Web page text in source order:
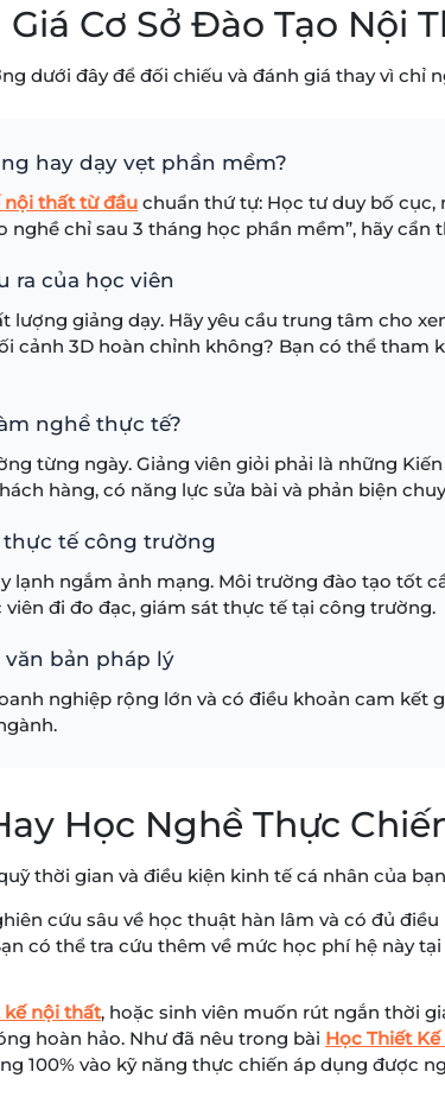
Cơ Sở Đào Tạo Nội
dưới đây để đối chiếu và đánh giá thay vì chỉ
hay dạy vẹt phần mềm?
thất từ đầu chuẩn thứ tự: Học tư duy bố
chỉ sau 3 tháng học phần mềm”, hãy cẩn
ra của học viên
giảng dạy. Hãy yêu cầu trung tâm cho
cảnh 3D hoàn chỉnh không? Bạn có thể tham
nghề thực tế?
từng ngày. Giảng viên giỏi phải là những
hàng, có năng lực sửa bài và phản biện
thực tế công trường
ngắm ảnh mạng. Môi trường đào tạo tốt
đi đo đạc, giám sát thực tế tại công trường.
văn bản pháp lý
nghiệp rộng lớn và có điều khoản cam kết
Học Nghề Thực
thời gian và điều kiện kinh tế cá nhân của
cứu sâu về học thuật hàn lâm và có đủ
có thể tra cứu thêm về mức học phí hệ này
nội thất, hoặc sinh viên muốn rút ngắn thời
hoàn hảo. Như đã nêu trong bài Học Thiết
100% vào kỹ năng thực chiến áp dụng được